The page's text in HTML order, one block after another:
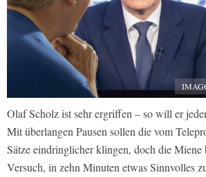
Olaf Scholz ist sehr ergriffen – so will er
Mit überlangen Pausen sollen die vom
Sätze eindringlicher klingen, doch die
Versuch, in zehn Minuten etwas Sinnvolles